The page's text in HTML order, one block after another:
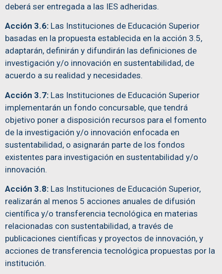
deberá ser entregada a las IES adheridas.
Acción 3.6: Las Instituciones de Educación Superior
basadas en la propuesta establecida en la acción 3.5,
adaptarán, definirán y difundirán las definiciones de
investigación y/o innovación en sustentabilidad, de
acuerdo a su realidad y necesidades.
Acción 3.7: Las Instituciones de Educación Superior
implementarán un fondo concursable, que tendrá
objetivo poner a disposición recursos para el fomento
de la investigación y/o innovación enfocada en
sustentabilidad, o asignarán parte de los fondos
existentes para investigación en sustentabilidad y/o
innovación.
Acción 3.8: Las Instituciones de Educación Superior,
realizarán al menos 5 acciones anuales de difusión
científica y/o transferencia tecnológica en materias
relacionadas con sustentabilidad, a través de
publicaciones científicas y proyectos de innovación, y
acciones de transferencia tecnológica propuestas por la
institución.